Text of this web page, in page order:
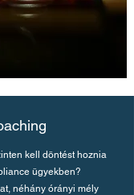
kell döntést hoznia
ügyekben?
néhány órányi mély